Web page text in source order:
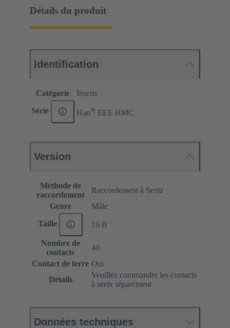
Détails du produit
Identification
Catégorie Inserts
Série Han® EEE HMC
Version
Méthode de
raccordement
Raccordement à Sertir
Genre
Mâle
Taille 16 B
Nombre de
contacts
40
Contact de terre Oui
Détails
Veuillez commander les contacts
à sertir séparément
Données techniques